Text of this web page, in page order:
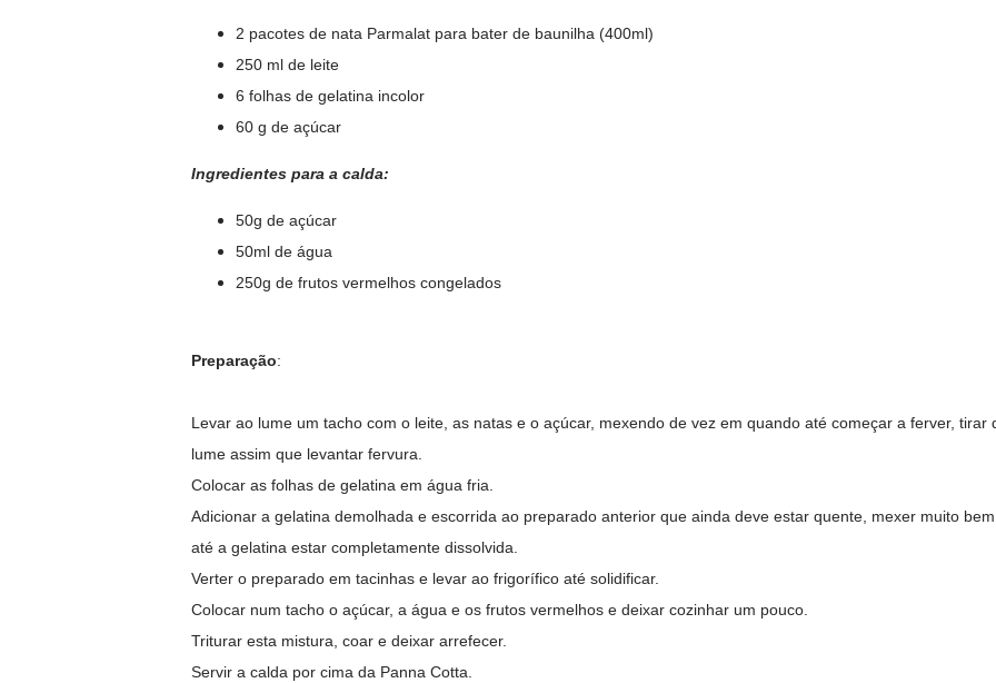
2 pacotes de nata Parmalat para bater de baunilha (400ml)
250 ml de leite
6 folhas de gelatina incolor
60 g de açúcar
Ingredientes para a calda:
50g de açúcar
50ml de água
250g de frutos vermelhos congelados
Preparação:
Levar ao lume um tacho com o leite, as natas e o açúcar, mexendo de vez em quando até começar a ferver, tirar
lume assim que levantar fervura.
Colocar as folhas de gelatina em água fria.
Adicionar a gelatina demolhada e escorrida ao preparado anterior que ainda deve estar quente, mexer muito bem
até a gelatina estar completamente dissolvida.
Verter o preparado em tacinhas e levar ao frigorífico até solidificar.
Colocar num tacho o açúcar, a água e os frutos vermelhos e deixar cozinhar um pouco.
Triturar esta mistura, coar e deixar arrefecer.
Servir a calda por cima da Panna Cotta.